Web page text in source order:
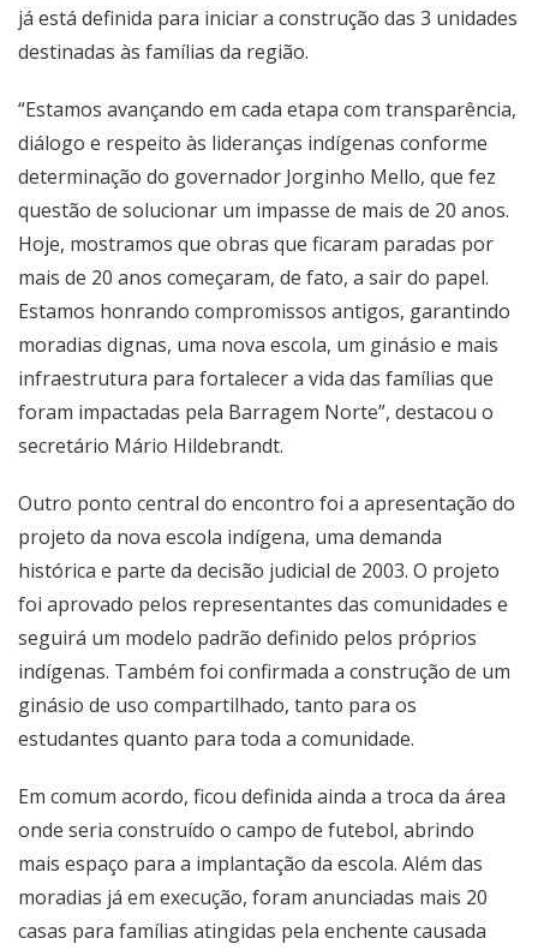
já está definida para iniciar a construção das 3 unidades
destinadas às famílias da região.
“Estamos avançando em cada etapa com transparência,
diálogo e respeito às lideranças indígenas conforme
determinação do governador Jorginho Mello, que fez
questão de solucionar um impasse de mais de 20 anos.
Hoje, mostramos que obras que ficaram paradas por
mais de 20 anos começaram, de fato, a sair do papel.
Estamos honrando compromissos antigos, garantindo
moradias dignas, uma nova escola, um ginásio e mais
infraestrutura para fortalecer a vida das famílias que
foram impactadas pela Barragem Norte”, destacou o
secretário Mário Hildebrandt.
Outro ponto central do encontro foi a apresentação do
projeto da nova escola indígena, uma demanda
histórica e parte da decisão judicial de 2003. O projeto
foi aprovado pelos representantes das comunidades e
seguirá um modelo padrão definido pelos próprios
indígenas. Também foi confirmada a construção de um
ginásio de uso compartilhado, tanto para os
estudantes quanto para toda a comunidade.
Em comum acordo, ficou definida ainda a troca da área
onde seria construído o campo de futebol, abrindo
mais espaço para a implantação da escola. Além das
moradias já em execução, foram anunciadas mais 20
casas para famílias atingidas pela enchente causada